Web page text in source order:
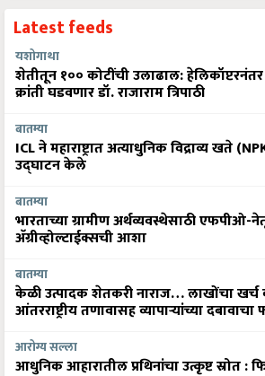
यशोगाथा
शेतीतून १०० कोटींची उलाढाल: हेलिकॉप्टरनंतर
क्रांती घडवणार डॉ. राजाराम त्रिपाठी
ICL ने महाराष्ट्रात अत्याधुनिक विद्राव्य खते
उद्घाटन केले
भारताच्या ग्रामीण अर्थव्यवस्थेसाठी एफपीओ-
अ‍ॅग्रीव्होल्टाईक्सची आशा
केळी उत्पादक शेतकरी नाराज… लाखोंचा खर्च
आंतरराष्ट्रीय तणावासह व्यापाऱ्यांच्या
आधुनिक आहारातील प्रथिनांचा उत्कृष्ट स्रोत :